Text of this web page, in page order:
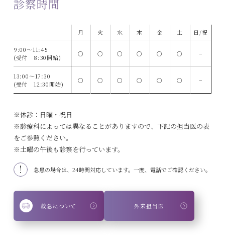
診察時間
月 火 水 木 金 土 日/祝
9:00〜11:45
(受付 8:30開始)
○ ○ ○ ○ ○ ○ −
13:00〜17:30
(受付 12:30開始)
○ ○ ○ ○ ○ ○ −
※休診：日曜・祝日
※診療科によっては異なることがありますので、下記の担当医の表
をご参照ください。
※土曜の午後も診察を行っています。
急患の場合は、24時間対応しています。一度、電話でご確認ください。
救急について 外来担当医